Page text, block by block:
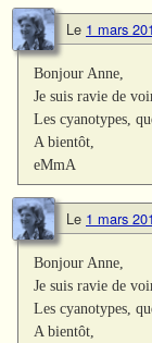
Le 1 mars
Bonjour Anne,
Je suis ravie de
Les cyanotypes,
A bientôt,
eMmA
Le 1 mars
Bonjour Anne,
Je suis ravie de
Les cyanotypes,
A bientôt,